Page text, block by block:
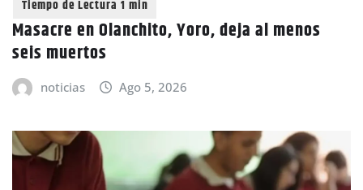
Masacre en Olanchito, Yoro, deja al menos
seis muertos
noticias Ago 5, 2026